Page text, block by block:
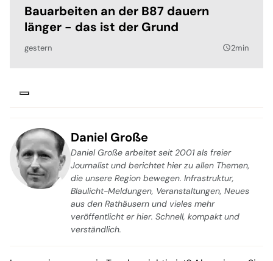
Bauarbeiten an der B87 dauern
länger - das ist der Grund
gestern query_builder2min
Daniel Große
Daniel Große arbeitet seit 2001 als freier
Journalist und berichtet hier zu allen Themen,
die unsere Region bewegen. Infrastruktur,
Blaulicht-Meldungen, Veranstaltungen, Neues
aus den Rathäusern und vieles mehr
veröffentlicht er hier. Schnell, kompakt und
verständlich.